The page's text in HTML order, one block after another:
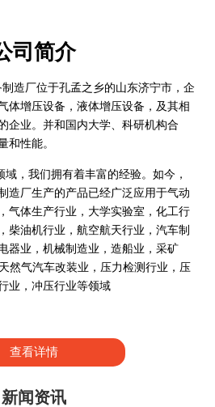
司简介
造厂位于孔孟之乡的山东济宁市，企
体增压设备，液体增压设备，及其相
企业。并和国内大学、科研机构合
和性能。
，我们拥有着丰富的经验。如今，
造厂生产的产品已经广泛应用于气动
气体生产行业，大学实验室，化工行
柴油机行业，航空航天行业，汽车制
器业，机械制造业，造船业，采矿
然气汽车改装业，压力检测行业，压
业，冲压行业等领域
查看详情
新闻资讯